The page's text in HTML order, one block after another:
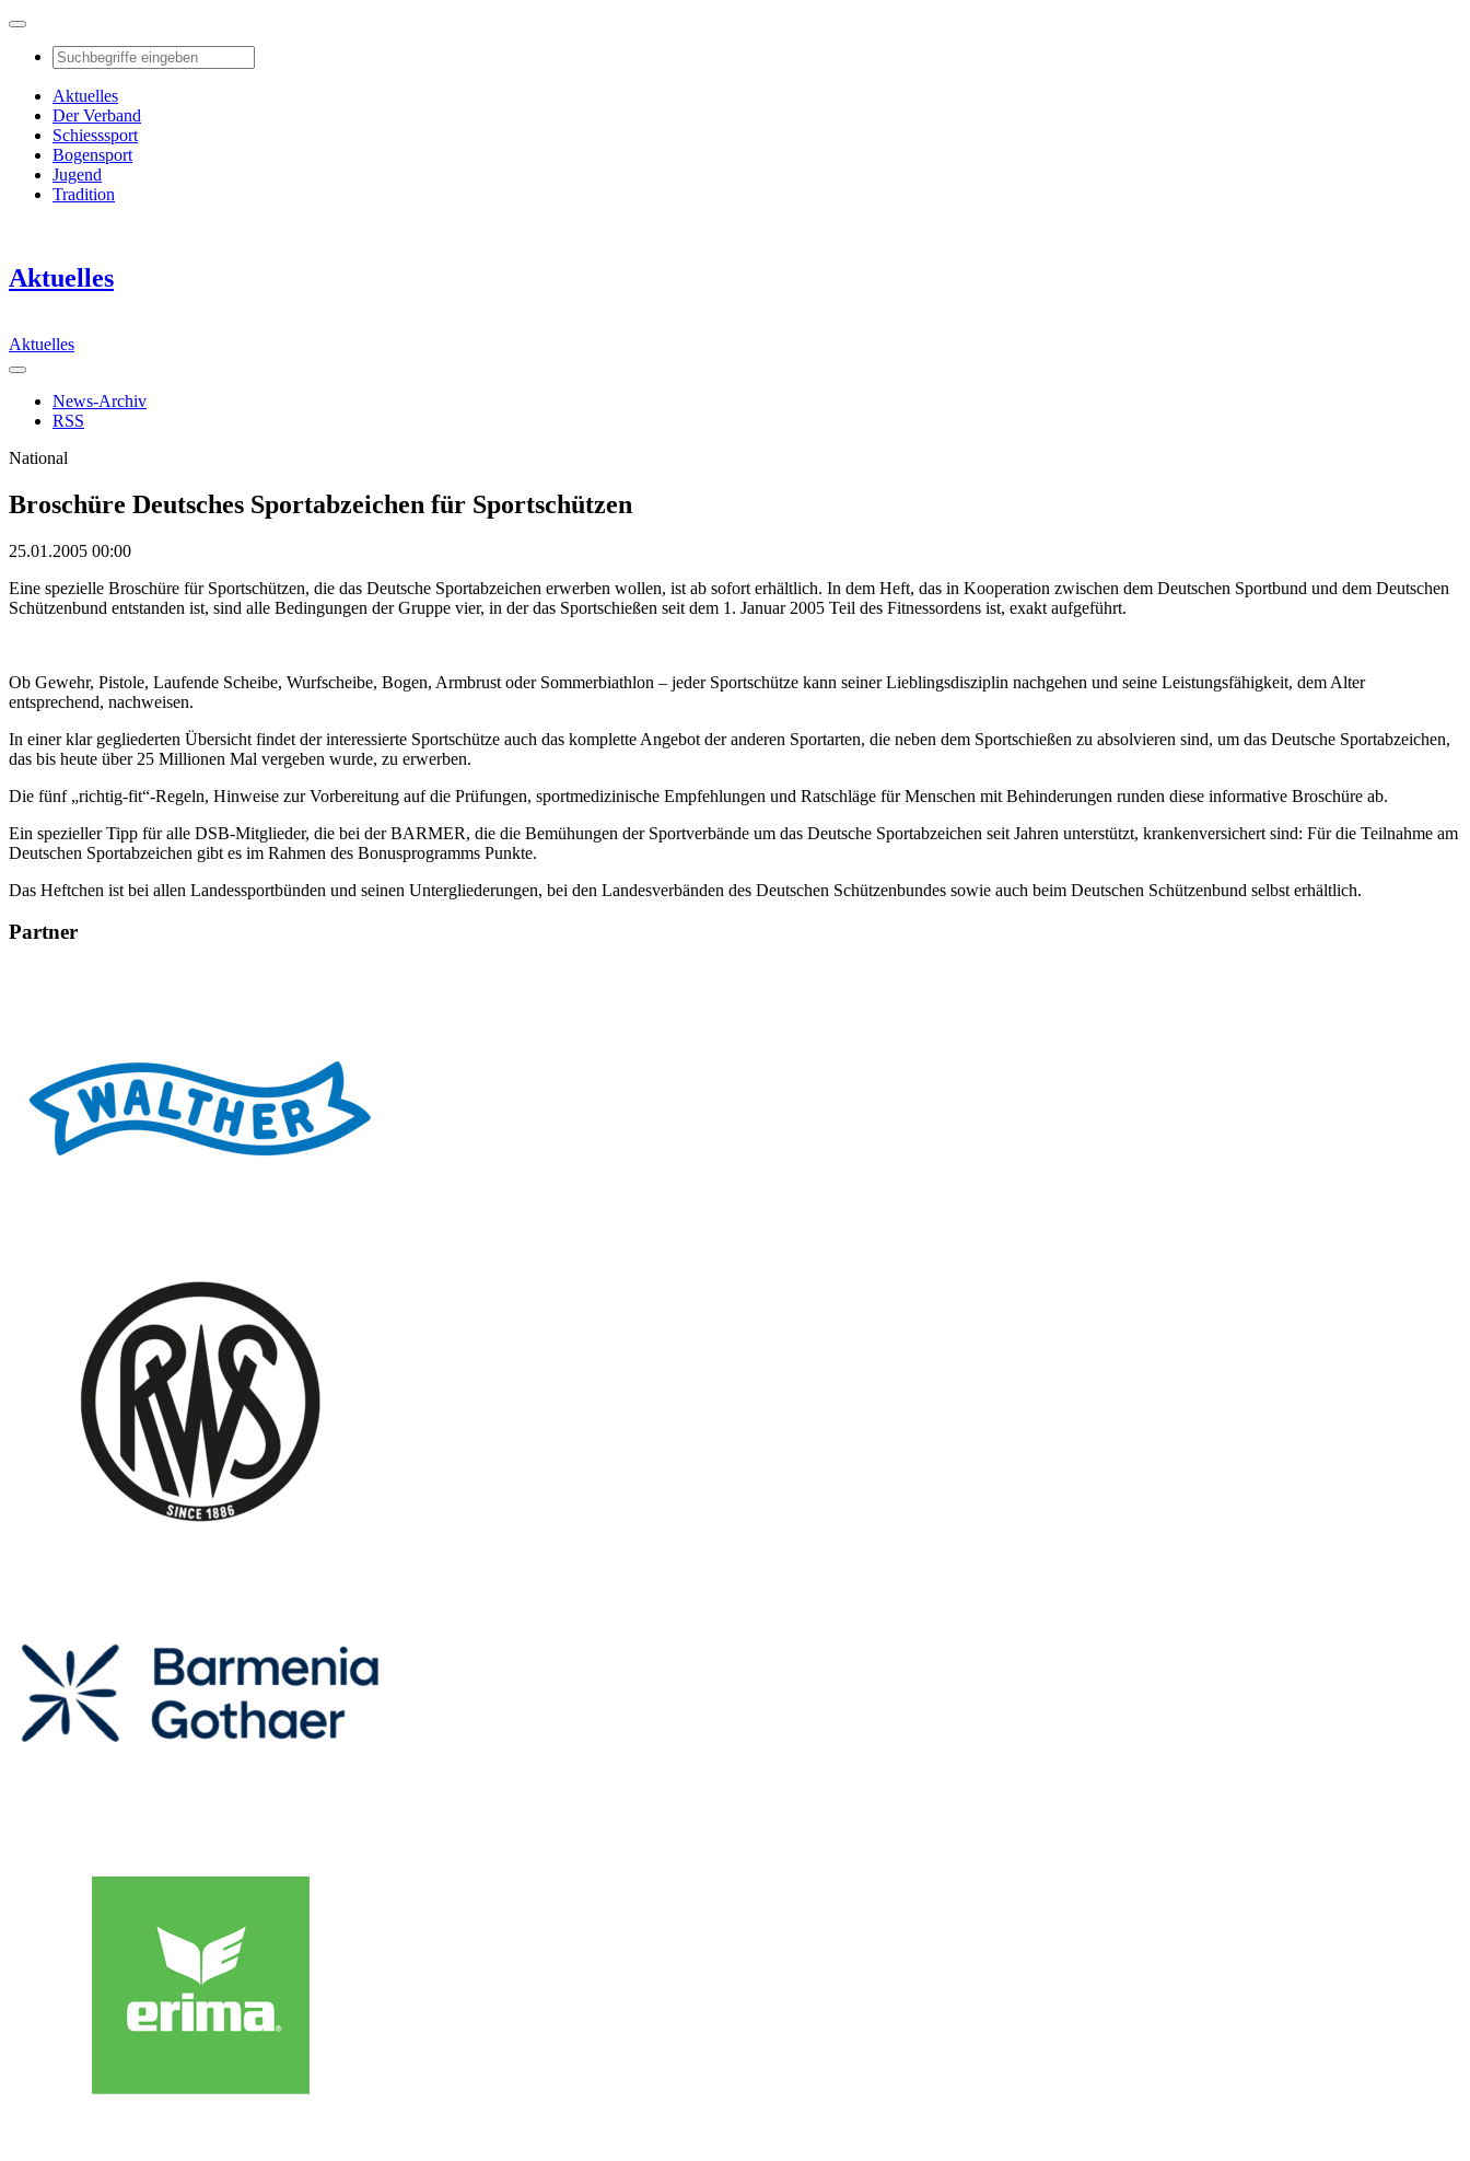
Aktuelles
Der Verband
Schiesssport
Bogensport
Jugend
Tradition
Aktuelles
Aktuelles
News-Archiv
RSS
National
Broschüre Deutsches Sportabzeichen für Sportschützen
25.01.2005 00:00
Eine spezielle Broschüre für Sportschützen, die das Deutsche Sportabzeichen erwerben wollen, ist ab sofort erhältlich. In dem Heft, das in Kooperation zwischen dem Deutschen Sportbund und dem Deutschen
Schützenbund entstanden ist, sind alle Bedingungen der Gruppe vier, in der das Sportschießen seit dem 1. Januar 2005 Teil des Fitnessordens ist, exakt aufgeführt.
Ob Gewehr, Pistole, Laufende Scheibe, Wurfscheibe, Bogen, Armbrust oder Sommerbiathlon – jeder Sportschütze kann seiner Lieblingsdisziplin nachgehen und seine Leistungsfähigkeit, dem Alter
entsprechend, nachweisen.
In einer klar gegliederten Übersicht findet der interessierte Sportschütze auch das komplette Angebot der anderen Sportarten, die neben dem Sportschießen zu absolvieren sind, um das Deutsche Sportabzeichen,
das bis heute über 25 Millionen Mal vergeben wurde, zu erwerben.
Die fünf „richtig-fit“-Regeln, Hinweise zur Vorbereitung auf die Prüfungen, sportmedizinische Empfehlungen und Ratschläge für Menschen mit Behinderungen runden diese informative Broschüre ab.
Ein spezieller Tipp für alle DSB-Mitglieder, die bei der BARMER, die die Bemühungen der Sportverbände um das Deutsche Sportabzeichen seit Jahren unterstützt, krankenversichert sind: Für die Teilnahme am
Deutschen Sportabzeichen gibt es im Rahmen des Bonusprogramms Punkte.
Das Heftchen ist bei allen Landessportbünden und seinen Untergliederungen, bei den Landesverbänden des Deutschen Schützenbundes sowie auch beim Deutschen Schützenbund selbst erhältlich.
Partner